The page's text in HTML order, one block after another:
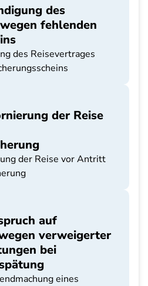
des
fehlenden
des Reisevertrages
der Reise
der Reise vor Antritt
auf
verweigerter
bei
eines